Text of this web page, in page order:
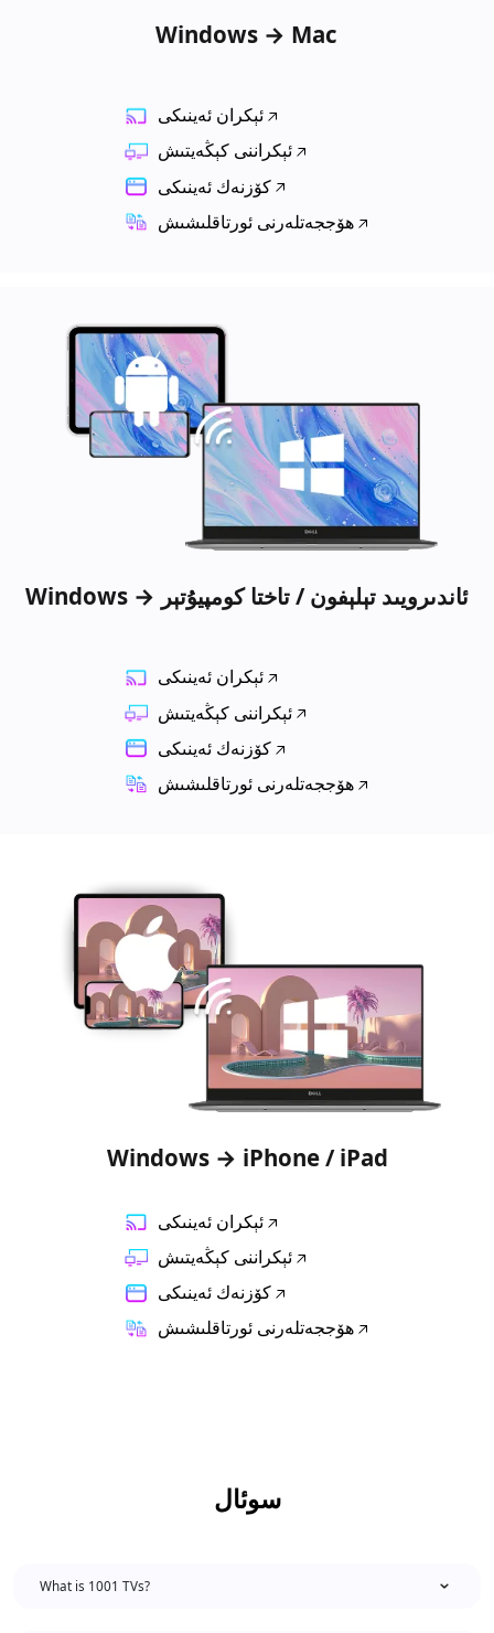
Windows → Mac
ئېكران ئەينىكى
ئېكراننى كېڭەيتىش
كۆزنەك ئەينىكى
ھۆججەتلەرنى ئورتاقلىشىش
Windows → ئاندىرويىد تېلېفون / تاختا كومپيۇتېر
ئېكران ئەينىكى
ئېكراننى كېڭەيتىش
كۆزنەك ئەينىكى
ھۆججەتلەرنى ئورتاقلىشىش
Windows → iPhone / iPad
ئېكران ئەينىكى
ئېكراننى كېڭەيتىش
كۆزنەك ئەينىكى
ھۆججەتلەرنى ئورتاقلىشىش
سوئال
What is 1001 TVs?